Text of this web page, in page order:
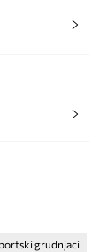
grudnjaci